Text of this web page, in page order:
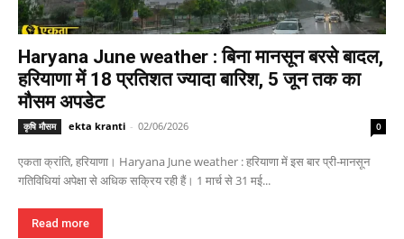
Haryana June weather : बिना मानसून बरसे बादल,
हरियाणा में 18 प्रतिशत ज्यादा बारिश, 5 जून तक का
मौसम अपडेट
कृषि मौसम ekta kranti - 02/06/2026 0
एकता क्रांति, हरियाणा। Haryana June weather : हरियाणा में इस बार प्री-मानसून
गतिविधियां अपेक्षा से अधिक सक्रिय रही हैं। 1 मार्च से 31 मई...
Read more